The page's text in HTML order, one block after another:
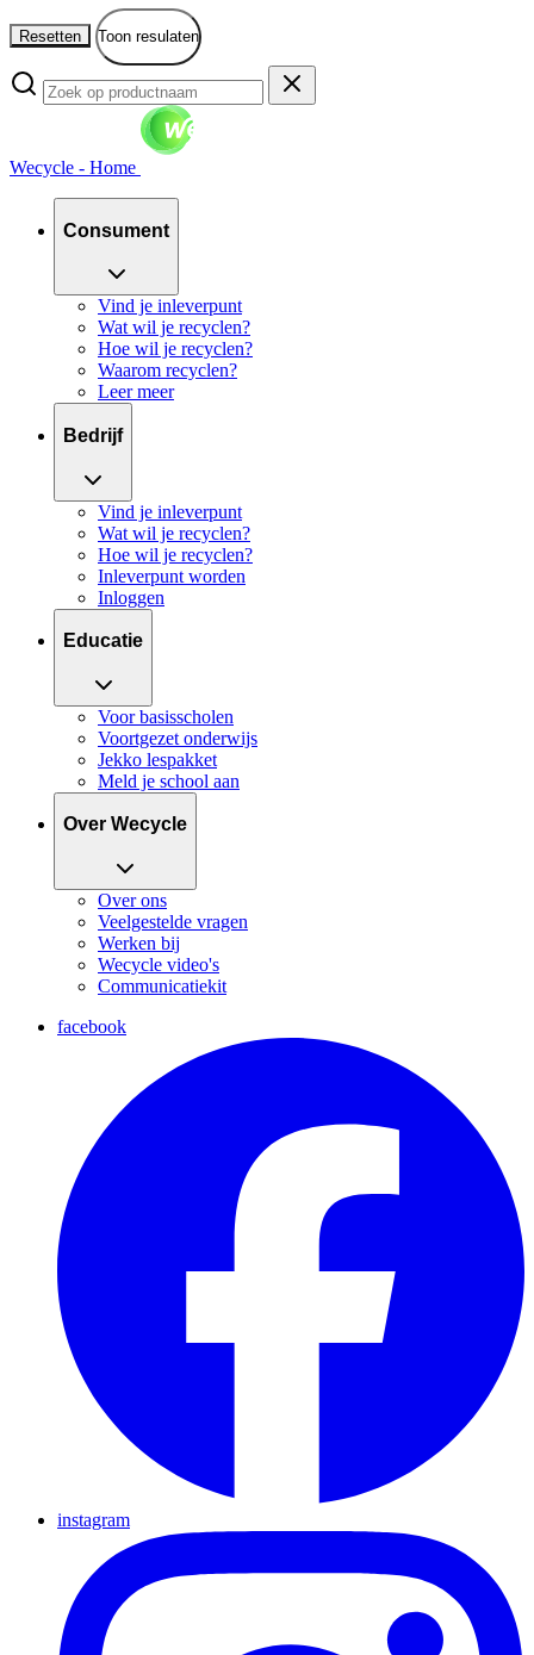
Resetten Toon resulaten
Wecycle - Home
Consument
Vind je inleverpunt
Wat wil je recyclen?
Hoe wil je recyclen?
Waarom recyclen?
Leer meer
Bedrijf
Vind je inleverpunt
Wat wil je recyclen?
Hoe wil je recyclen?
Inleverpunt worden
Inloggen
Educatie
Voor basisscholen
Voortgezet onderwijs
Jekko lespakket
Meld je school aan
Over Wecycle
Over ons
Veelgestelde vragen
Werken bij
Wecycle video's
Communicatiekit
facebook
instagram